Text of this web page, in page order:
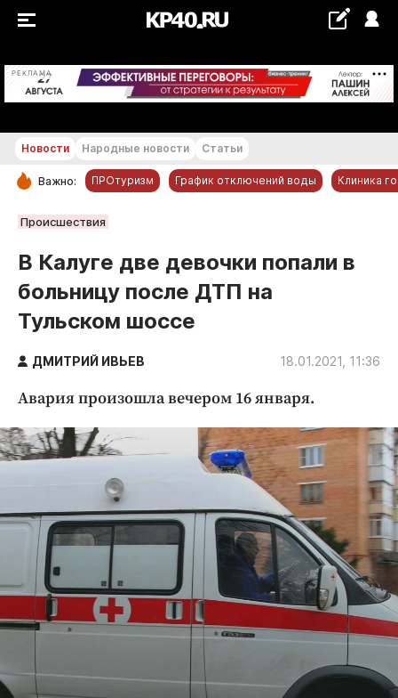
РЕКЛАМА +25...+26 °С
РУБРИКИ
Новости компаний
Статьи
Народные новости
Авто и транспорт
Криминал
Культура
Недвижимость и ЖКХ
Образование
Общество
Погода
Праздники
Происшествия
Спорт
Новости Народные новости Статьи
Важно: ПРОтуризм График отключений воды Клиника
Происшествия
В Калуге две девочки попали в
больницу после ДТП на
Тульском шоссе
ДМИТРИЙ ИВЬЕВ 18.01.2021, 11:36
Авария произошла вечером 16 января.